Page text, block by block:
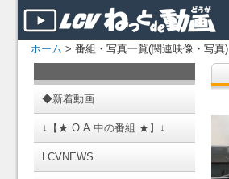
ホーム > 番組・写真一覧(関連映像・写真)
◆新着動画
↓【★ O.A.中の番組 ★】↓
LCVNEWS